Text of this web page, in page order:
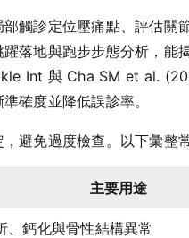
觸診定位壓痛點、評估
落地與跑步步態分析，
Int 與 Cha SM et al.
確度並降低誤診率。
避免過度檢查。以下彙整
主要用途
、鈣化與骨性結構異常